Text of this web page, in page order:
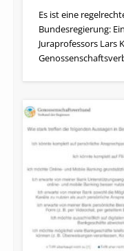
Es ist eine
Bundesregierung:
Juraprofessors Lars